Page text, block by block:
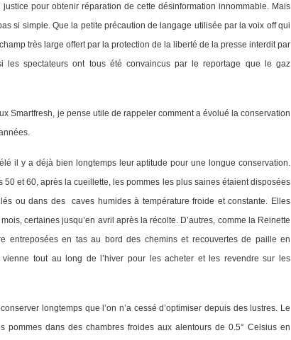
pour obtenir réparation de cette désinformation innommable. Mais
si simple. Que la petite précaution de langage utilisée par la voix off qui
très large offert par la protection de la liberté de la presse interdit par
les spectateurs ont tous été convaincus par le reportage que le gaz
Smartfresh, je pense utile de rappeler comment a évolué la conservation
il y a déjà bien longtemps leur aptitude pour une longue conservation.
50 et 60, après la cueillette, les pommes les plus saines étaient disposées
ou dans des caves humides à température froide et constante. Elles
certaines jusqu’en avril après la récolte. D’autres, comme la Reinette
entreposées en tas au bord des chemins et recouvertes de paille en
tout au long de l’hiver pour les acheter et les revendre sur les
longtemps que l’on n’a cessé d’optimiser depuis des lustres. Le
pommes dans des chambres froides aux alentours de 0.5° Celsius en